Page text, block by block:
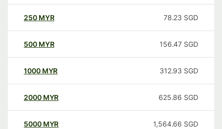
250 MYR 78.23 SGD
500 MYR 156.47 SGD
1000 MYR 312.93 SGD
2000 MYR 625.86 SGD
5000 MYR 1,564.66 SGD